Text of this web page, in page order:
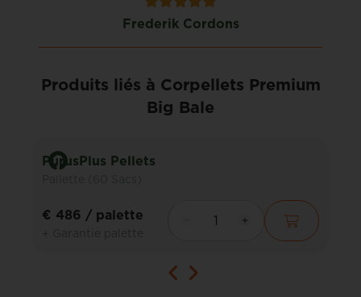
Frederik Cordons
Produits liés à Corpellets Premium
Big Bale
PurusPlus Pellets
€ 486 / palette